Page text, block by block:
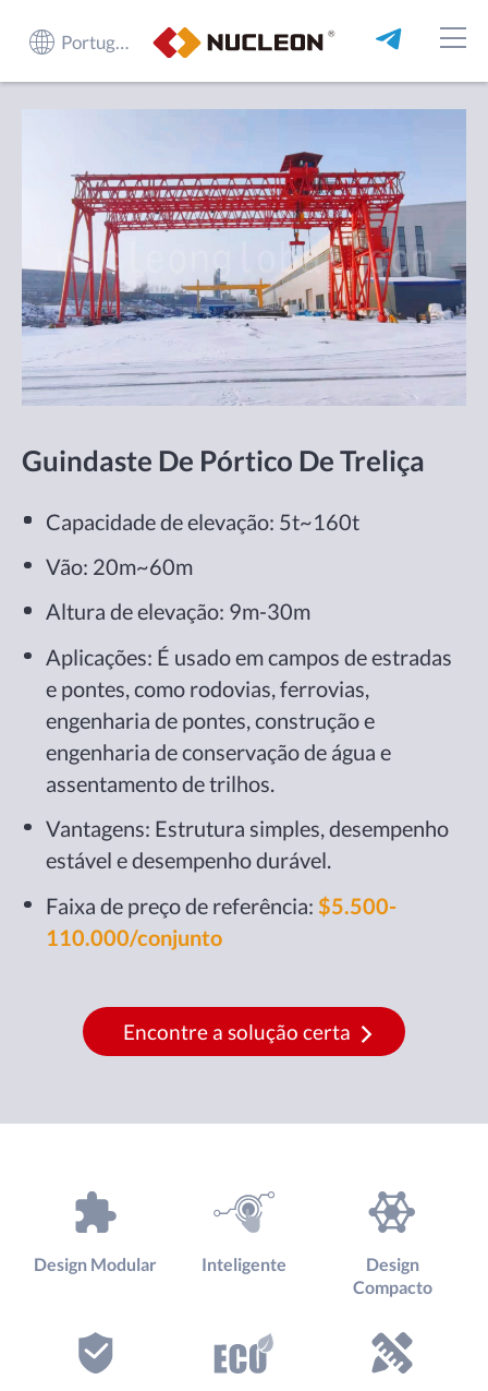
Português do Brasil
Guindaste De Pórtico De Treliça
Capacidade de elevação: 5t~160t
Vão: 20m~60m
Altura de elevação: 9m-30m
Aplicações: É usado em campos de estradas
e pontes, como rodovias, ferrovias,
engenharia de pontes, construção e
engenharia de conservação de água e
assentamento de trilhos.
Vantagens: Estrutura simples, desempenho
estável e desempenho durável.
Faixa de preço de referência: $5.500-
110.000/conjunto
Encontre a solução certa
Design Modular Inteligente
Design
Compacto